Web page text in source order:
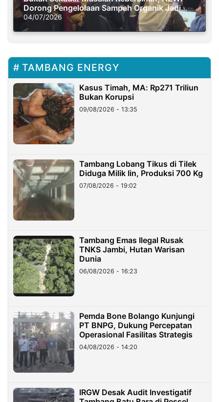
Dorong Pengelolaan Sampah Organik Jadi
Solusi Krisis Iklim
04/07/2026
TAMBANG ENERGY
Kasus Timah, MA: Rp271 Triliun
Bukan Korupsi
09/08/2026 - 13:35
Tambang Lobang Tikus di Tilek
Diduga Milik Iin, Produksi 700 Kg
07/08/2026 - 19:02
Tambang Emas Ilegal Rusak
TNKS Jambi, Hutan Warisan
Dunia
06/08/2026 - 16:23
Pemda Bone Bolango Kunjungi
PT BNPG, Dukung Percepatan
Operasional Fasilitas Strategis
04/08/2026 - 14:20
IRGW Desak Audit Investigatif